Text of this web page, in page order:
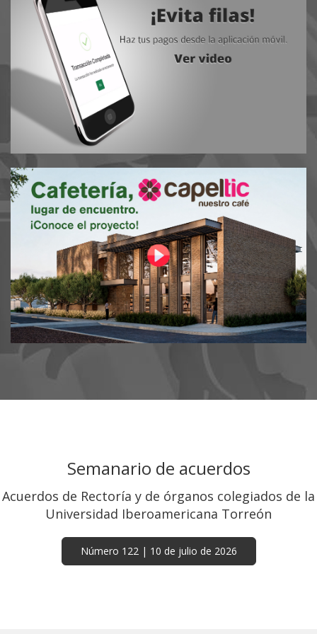
-
Andanza de la Ibero Torreón
Cuarenta años de incidir en La Laguna
Descarga ya la aplicación
Iberomáforo.
Monitorea el índice ultravioleta.
Calculadora Licenciatura
Consultar fácilmente la colegiatura a pagar
Promoción del Paquete de
Titulación para Egresados
“Magnifica humanitas”
Sobre la custodia de la persona humana en
Semanario de acuerdos
Acuerdos de Rectoría y de órganos colegiados de la
Universidad Iberoamericana Torreón
Número 122 | 10 de julio de 2026